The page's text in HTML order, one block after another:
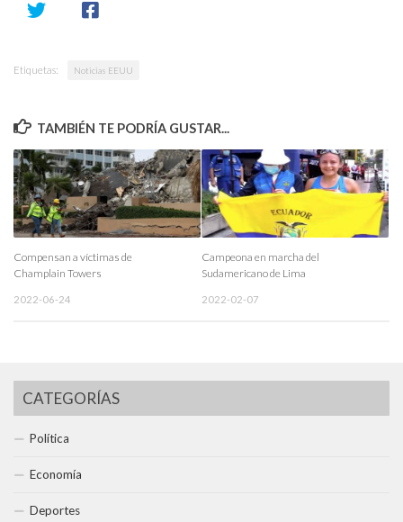
Etiquetas: Noticias EEUU
TAMBIÉN TE PODRÍA GUSTAR...
Compensan a víctimas de
Champlain Towers
2022-06-24
Campeona en marcha del
Sudamericano de Lima
2022-02-07
CATEGORÍAS
Política
Economía
Deportes